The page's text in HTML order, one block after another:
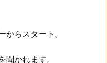
からスタート。
聞かれます。